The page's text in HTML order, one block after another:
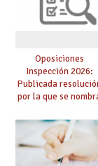
Oposiciones
Inspección 2026:
Publicada
por la que se
prácticas, se
dichas prácticas y
convoca acto público
de adjudicación